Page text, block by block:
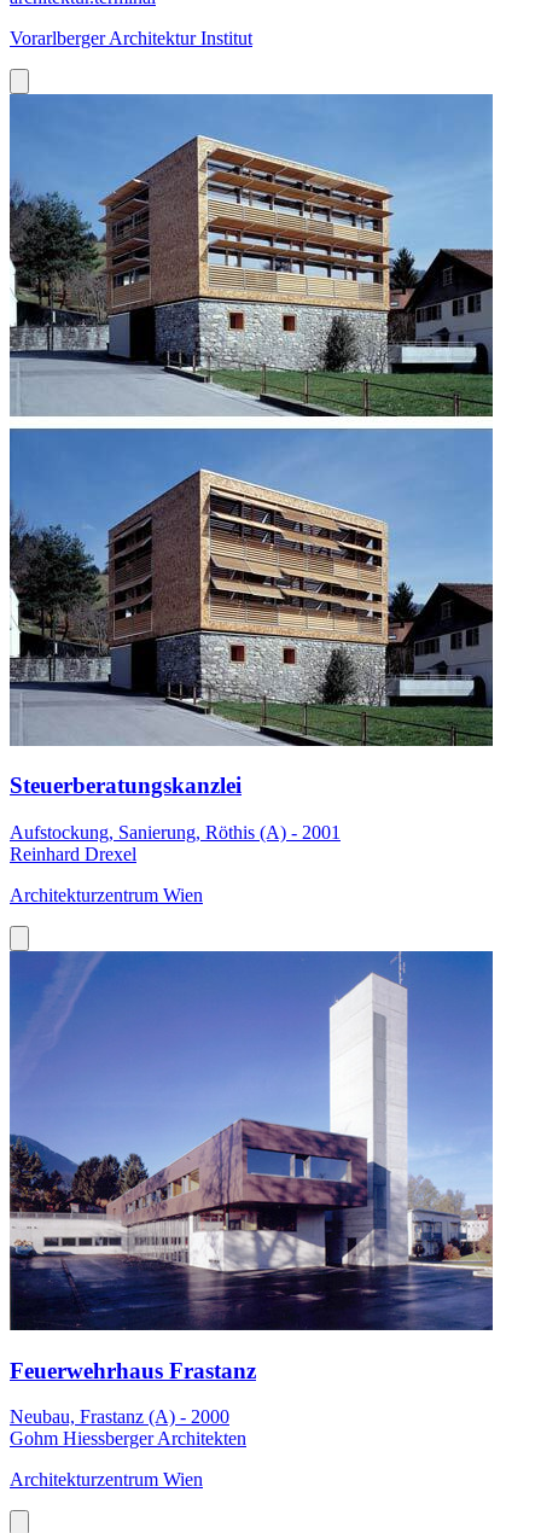
Vorarlberger Architektur Institut
Steuerberatungskanzlei
Aufstockung, Sanierung, Röthis (A) - 2001
Reinhard Drexel
Architekturzentrum Wien
Feuerwehrhaus Frastanz
Neubau, Frastanz (A) - 2000
Gohm Hiessberger Architekten
Architekturzentrum Wien